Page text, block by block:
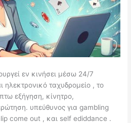
εν κινήσει μέσω 24/7
ταχυδρομείο , το
εξήγηση, κίνητρο,
υπεύθυνος για gambling
come out , και self ediddance .